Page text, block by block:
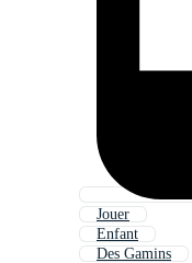
Jouer
Enfant
Des Gamins